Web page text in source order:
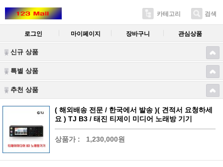
카테고리 검색
로그인 마이페이지 장바구니 관심상품
신규 상품
특별 상품
추천 상품
( 해외배송 전문 / 한국에서 발송 )( 견적서 요청하세
요 ) TJ B3 / 태진 티제이 미디어 노래방 기기
상품가 : 1,230,000원